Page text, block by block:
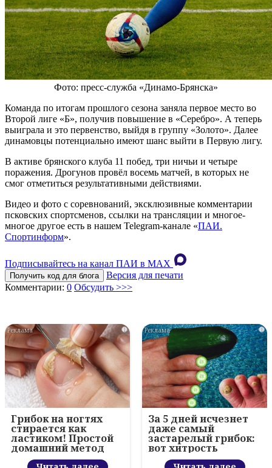
Фото: пресс-служба «Динамо-Брянска»
Команда по итогам прошлого сезона заняла первое место во
Второй лиге «Б», получив повышение в «Серебро». А теперь
выиграла и это первенство, выйдя в группу «Золото». Далее
динамовцы потенциально имеют шанс выйти в Первую лигу.
В активе брянского клуба 11 побед, три ничьи и четыре
поражения. Дрогунов провёл восемь матчей, в которых не
смог отметиться результативными действиями.
Видео и фото с соревнований, эксклюзивные комментарии
псковских спортсменов, ссылки на трансляции и многое-
многое другое есть в нашем Telegram-канале «ПАИ.
Спортинформ».
Подписывайтесь на канал ПАИ в MAХ
Получить код для блога
Версия для печати
Комментарии: 0 Обсудить >>>
i
Грибок на ногтях
стирается как
ластиком! Простой
домашний метод
i
За 5 дней исчезнет
даже самый
застарелый грибок:
вот хитрость